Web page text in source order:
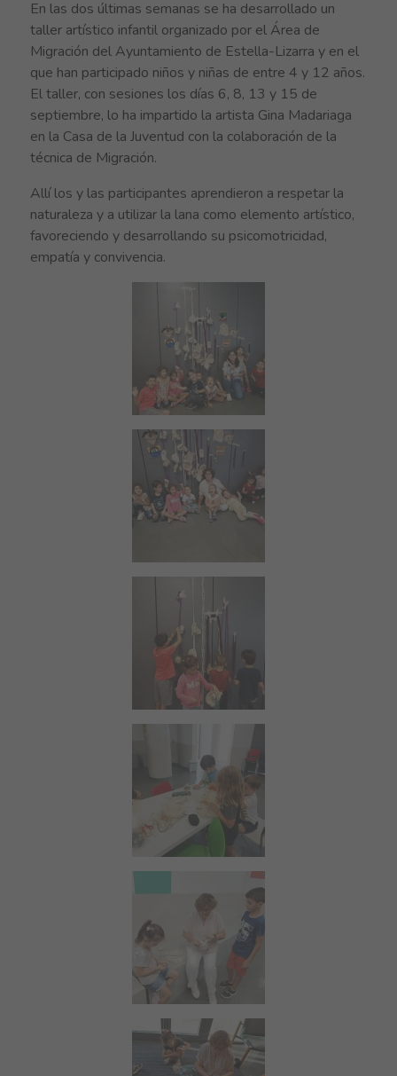
En las dos últimas semanas se ha desarrollado un
taller artístico infantil organizado por el Área de
Migración del Ayuntamiento de Estella-Lizarra y en el
que han participado niños y niñas de entre 4 y 12 años.
El taller, con sesiones los días 6, 8, 13 y 15 de
septiembre, lo ha impartido la artista Gina Madariaga
en la Casa de la Juventud con la colaboración de la
técnica de Migración.
Allí los y las participantes aprendieron a respetar la
naturaleza y a utilizar la lana como elemento artístico,
favoreciendo y desarrollando su psicomotricidad,
empatía y convivencia.